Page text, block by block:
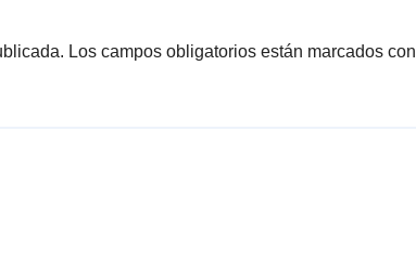
Los campos obligatorios están marcados con